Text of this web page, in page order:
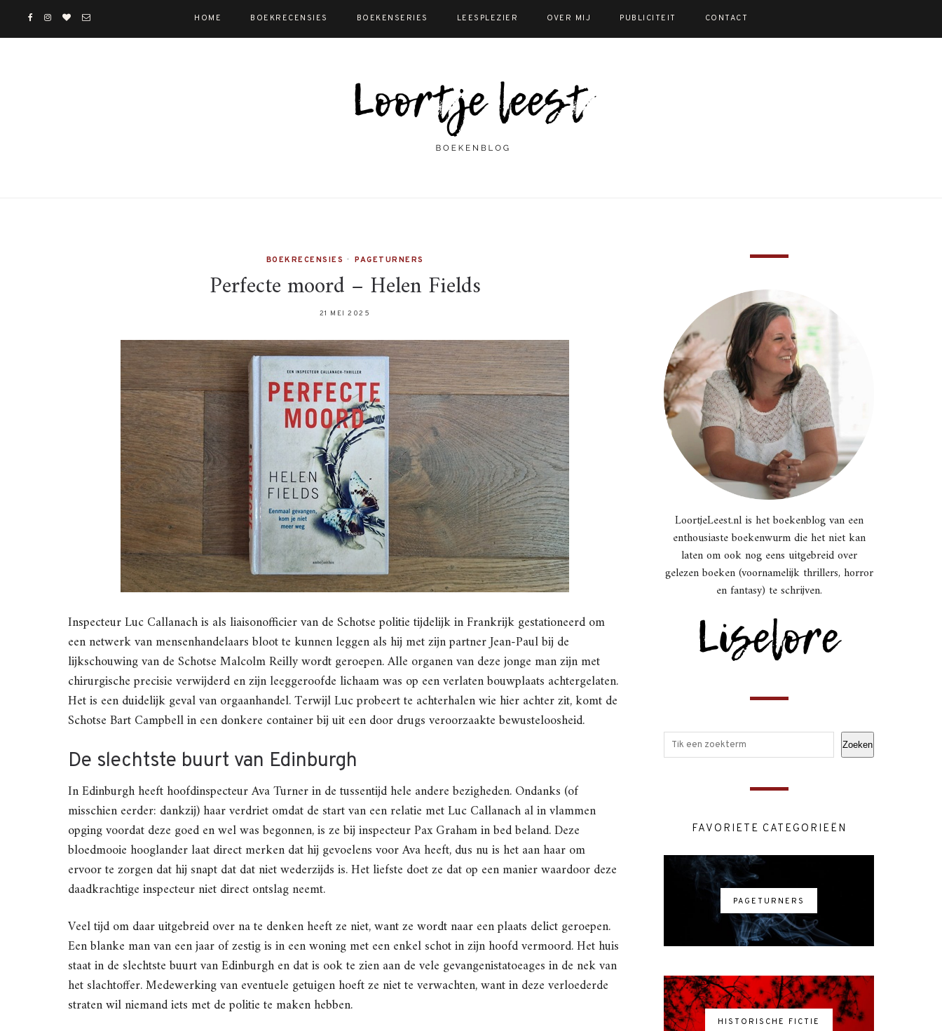
HOME BOEKRECENSIES BOEKENSERIES LEESPLEZIER OVER MIJ PUBLICITEIT CONTACT
BOEKRECENSIES • PAGETURNERS
Perfecte moord – Helen Fields
21 MEI 2025
Inspecteur Luc Callanach is als liaisonofficier van de Schotse politie tijdelijk in Frankrijk gestationeerd om
een netwerk van mensenhandelaars bloot te kunnen leggen als hij met zijn partner Jean-Paul bij de
lijkschouwing van de Schotse Malcolm Reilly wordt geroepen. Alle organen van deze jonge man zijn met
chirurgische precisie verwijderd en zijn leeggeroofde lichaam was op een verlaten bouwplaats achtergelaten.
Het is een duidelijk geval van orgaanhandel. Terwijl Luc probeert te achterhalen wie hier achter zit, komt de
Schotse Bart Campbell in een donkere container bij uit een door drugs veroorzaakte bewusteloosheid.
De slechtste buurt van Edinburgh
In Edinburgh heeft hoofdinspecteur Ava Turner in de tussentijd hele andere bezigheden. Ondanks (of
misschien eerder: dankzij) haar verdriet omdat de start van een relatie met Luc Callanach al in vlammen
opging voordat deze goed en wel was begonnen, is ze bij inspecteur Pax Graham in bed beland. Deze
bloedmooie hooglander laat direct merken dat hij gevoelens voor Ava heeft, dus nu is het aan haar om
ervoor te zorgen dat hij snapt dat dat niet wederzijds is. Het liefste doet ze dat op een manier waardoor deze
daadkrachtige inspecteur niet direct ontslag neemt.
Veel tijd om daar uitgebreid over na te denken heeft ze niet, want ze wordt naar een plaats delict geroepen.
Een blanke man van een jaar of zestig is in een woning met een enkel schot in zijn hoofd vermoord. Het huis
staat in de slechtste buurt van Edinburgh en dat is ook te zien aan de vele gevangenistatoeages in de nek van
het slachtoffer. Medewerking van eventuele getuigen hoeft ze niet te verwachten, want in deze verloederde
straten wil niemand iets met de politie te maken hebben.
LoortjeLeest.nl is het boekenblog van een
enthousiaste boekenwurm die het niet kan
laten om ook nog eens uitgebreid over
gelezen boeken (voornamelijk thrillers, horror
en fantasy) te schrijven.
Zoeken
FAVORIETE CATEGORIEËN
PAGETURNERS
HISTORISCHE FICTIE